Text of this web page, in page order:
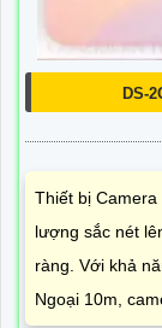
DS-
Thiết bị
lượng sắc nét
ràng. Với khả
Ngoại 10m,